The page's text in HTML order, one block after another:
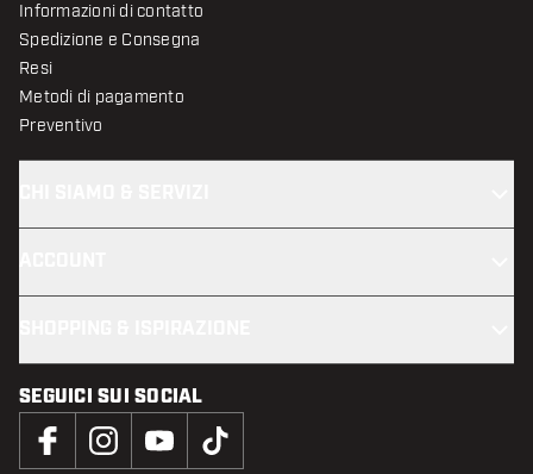
Informazioni di contatto
Spedizione e Consegna
Resi
Metodi di pagamento
Preventivo
SEGUICI SUI SOCIAL